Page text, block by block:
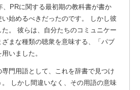
、PRに関する最初期の教科書が書か
始めるべきだったのです。 しかし彼
。 彼らは、自分たちのコミュニケー
まな種類の聴衆を意味する、「パブ
いました。
門用語として、これを辞書で見つけ
しかし間違いなく、その用語の意味